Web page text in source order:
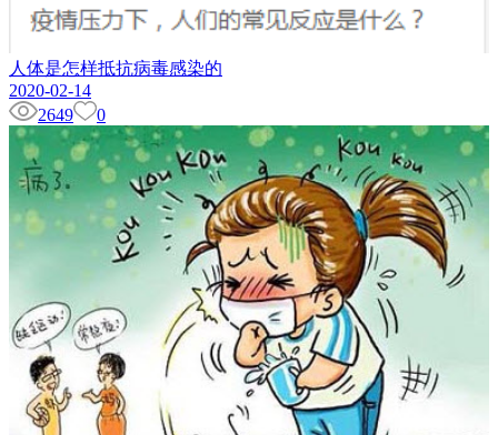
人体是怎样抵抗病毒感染的
2020-02-14
2649
0